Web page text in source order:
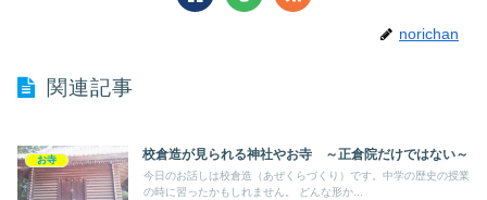
norichan
関連記事
お寺 校倉造が見られる神社やお寺 ～正倉院だけではない～
今日のお話しは校倉造（あぜくらづくり）です。中学の歴史の授業
の時に習ったかもしれません。 どんな形か...